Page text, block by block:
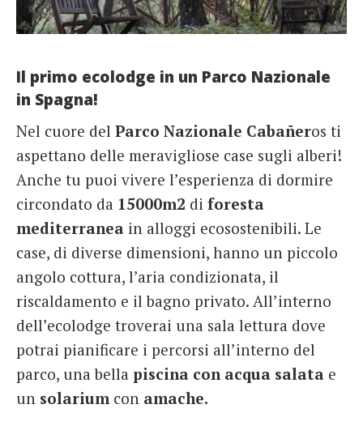
Il primo ecolodge in un Parco Nazionale
in Spagna!
Nel cuore del Parco Nazionale Cabañeros ti
aspettano delle meravigliose case sugli alberi!
Anche tu puoi vivere l’esperienza di dormire
circondato da 15000m2 di foresta
mediterranea in alloggi ecosostenibili. Le
case, di diverse dimensioni, hanno un piccolo
angolo cottura, l’aria condizionata, il
riscaldamento e il bagno privato. All’interno
dell’ecolodge troverai una sala lettura dove
potrai pianificare i percorsi all’interno del
parco, una bella piscina con acqua salata e
un solarium con amache.